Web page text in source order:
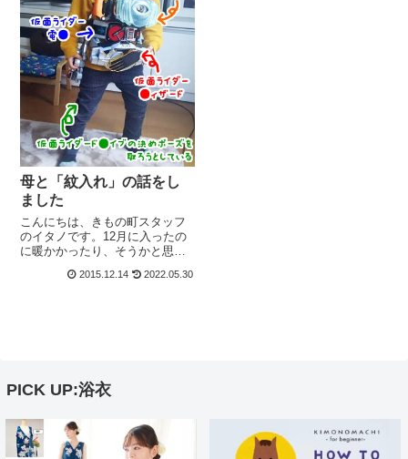
母と「紋入れ」の話をし
ました
こんにちは、きもの町スタッフ
のイタノです。12月に入ったの
に暖かかったり、そうかと思っ
最近は毛布と一体化したいとか
2015.12.14 2022.05.30
PICK UP:浴衣